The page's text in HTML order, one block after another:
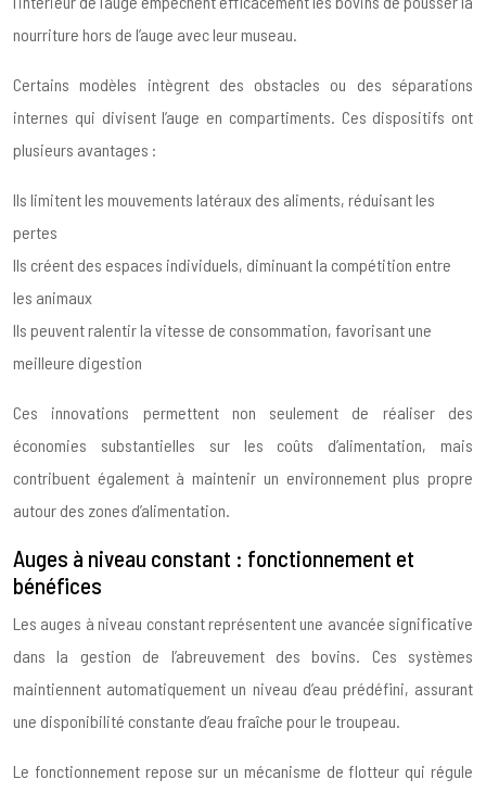
nourriture hors de l’auge avec leur museau.
Certains modèles intègrent des obstacles ou des séparations
internes qui divisent l’auge en compartiments. Ces dispositifs ont
plusieurs avantages :
Ils limitent les mouvements latéraux des aliments, réduisant les
pertes
Ils créent des espaces individuels, diminuant la compétition entre
les animaux
Ils peuvent ralentir la vitesse de consommation, favorisant une
meilleure digestion
Ces innovations permettent non seulement de réaliser des
économies substantielles sur les coûts d’alimentation, mais
contribuent également à maintenir un environnement plus propre
autour des zones d’alimentation.
Auges à niveau constant : fonctionnement et
bénéfices
Les auges à niveau constant représentent une avancée significative
dans la gestion de l’abreuvement des bovins. Ces systèmes
maintiennent automatiquement un niveau d’eau prédéfini, assurant
une disponibilité constante d’eau fraîche pour le troupeau.
Le fonctionnement repose sur un mécanisme de flotteur qui régule